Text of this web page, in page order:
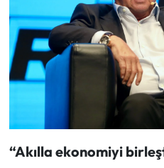
“Akılla ekonomiyi